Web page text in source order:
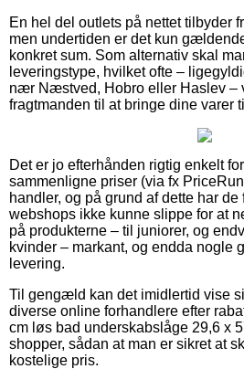
En hel del outlets på nettet tilbyder
men undertiden er det kun
konkret sum. Som alternativ skal
leveringstype, hvilket ofte –
nær Næstved, Hobro eller Haslev –
fragtmanden til at bringe dine varer
Det er jo efterhånden rigtig enkelt
sammenligne priser (via fx
handler, og på grund af dette har
webshops ikke kunne slippe for at
på produkterne – til juniorer, og
kvinder – markant, og endda nogle
levering.
Til gengæld kan det imidlertid vise
diverse online forhandlere efter
cm løs bad underskabslåge 29,6 x
shopper, sådan at man er sikret at
kostelige pris.